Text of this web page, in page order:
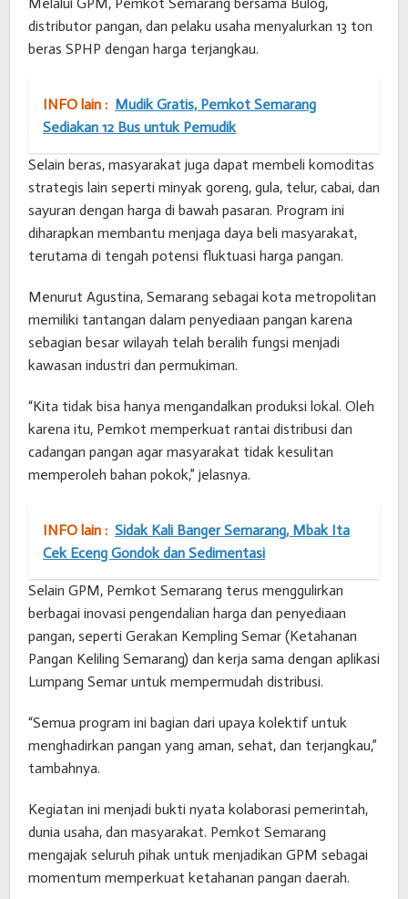
distributor pangan, dan pelaku usaha menyalurkan 13 ton
beras SPHP dengan harga terjangkau.
INFO lain : Mudik Gratis, Pemkot Semarang
Sediakan 12 Bus untuk Pemudik
Selain beras, masyarakat juga dapat membeli komoditas
strategis lain seperti minyak goreng, gula, telur, cabai, dan
sayuran dengan harga di bawah pasaran. Program ini
diharapkan membantu menjaga daya beli masyarakat,
terutama di tengah potensi fluktuasi harga pangan.
Menurut Agustina, Semarang sebagai kota metropolitan
memiliki tantangan dalam penyediaan pangan karena
sebagian besar wilayah telah beralih fungsi menjadi
kawasan industri dan permukiman.
“Kita tidak bisa hanya mengandalkan produksi lokal. Oleh
karena itu, Pemkot memperkuat rantai distribusi dan
cadangan pangan agar masyarakat tidak kesulitan
memperoleh bahan pokok,” jelasnya.
INFO lain : Sidak Kali Banger Semarang, Mbak Ita
Cek Eceng Gondok dan Sedimentasi
Selain GPM, Pemkot Semarang terus menggulirkan
berbagai inovasi pengendalian harga dan penyediaan
pangan, seperti Gerakan Kempling Semar (Ketahanan
Pangan Keliling Semarang) dan kerja sama dengan aplikasi
Lumpang Semar untuk mempermudah distribusi.
“Semua program ini bagian dari upaya kolektif untuk
menghadirkan pangan yang aman, sehat, dan terjangkau,”
tambahnya.
Kegiatan ini menjadi bukti nyata kolaborasi pemerintah,
dunia usaha, dan masyarakat. Pemkot Semarang
mengajak seluruh pihak untuk menjadikan GPM sebagai
momentum memperkuat ketahanan pangan daerah.